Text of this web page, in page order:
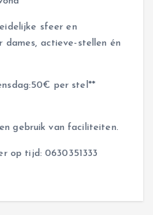
sfeer en
dames, actieve-stellen én
per stel**
gebruik van faciliteiten.
op tijd: 0630351333